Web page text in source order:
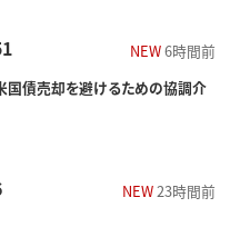
NEW6時間前
国債売却を避けるための協調介
NEW23時間前